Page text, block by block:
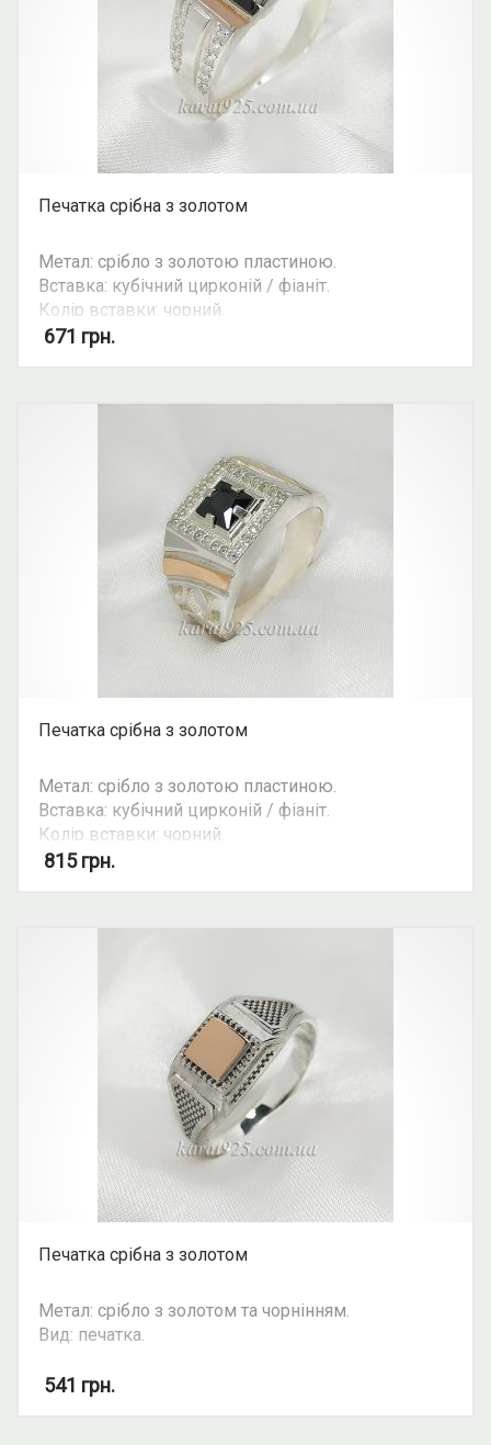
Печатка срібна з золотом
Метал: срібло з золотою пластиною.
Вставка: кубічний цирконій / фіаніт.
Колір вставки: чорний.
Вид: печатка.
671 грн.
Печатка срібна з золотом
Метал: срібло з золотою пластиною.
Вставка: кубічний цирконій / фіаніт.
Колір вставки: чорний.
Вид: печатка.
815грн.
Печатка срібна з золотом
Метал: срібло з золотом та чорнінням.
Вид: печатка.
541 грн.